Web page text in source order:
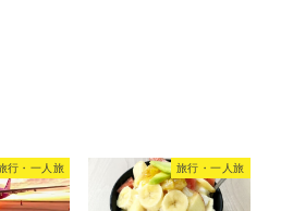
行・一人旅 旅行・一人旅